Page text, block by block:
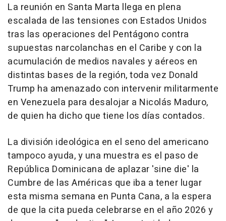
La reunión en Santa Marta llega en plena
escalada de las tensiones con Estados Unidos
tras las operaciones del Pentágono contra
supuestas narcolanchas en el Caribe y con la
acumulación de medios navales y aéreos en
distintas bases de la región, toda vez Donald
Trump ha amenazado con intervenir militarmente
en Venezuela para desalojar a Nicolás Maduro,
de quien ha dicho que tiene los días contados.
La división ideológica en el seno del americano
tampoco ayuda, y una muestra es el paso de
República Dominicana de aplazar 'sine die' la
Cumbre de las Américas que iba a tener lugar
esta misma semana en Punta Cana, a la espera
de que la cita pueda celebrarse en el año 2026 y